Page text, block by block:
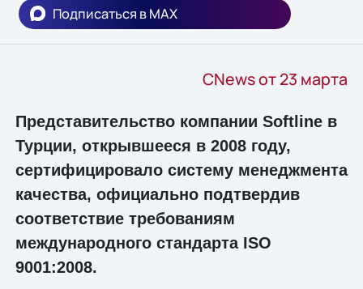
Подписаться в MAX
CNews от 23 марта
Представительство компании Softline в
Турции, открывшееся в 2008 году,
сертифицировало систему менеджмента
качества, официально подтвердив
соответствие требованиям
международного стандарта ISO
9001:2008.